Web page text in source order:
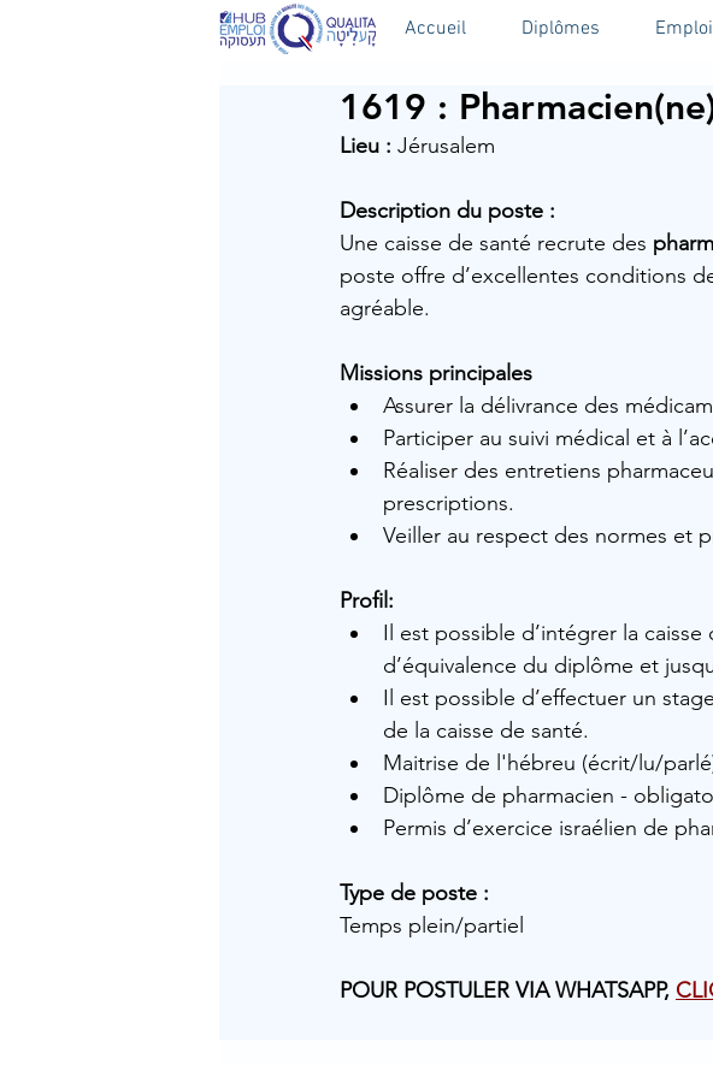
Accueil Diplômes Emploi
1619 :
Lieu : Jérusalem
Description du poste :
Une caisse de santé recrute des
poste offre d’excellentes conditions
agréable.
Missions principales
Assurer la délivrance des
Participer au suivi médical et à
Réaliser des entretiens
prescriptions.
Veiller au respect des normes et
Profil:
Il est possible d’intégrer la
d’équivalence du diplôme et
Il est possible d’effectuer un
de la caisse de santé.
Maitrise de l'hébreu (écrit/lu/
Diplôme de pharmacien -
Permis d’exercice israélien de
Type de poste :
Temps plein/partiel
POUR POSTULER VIA WHATSAPP,